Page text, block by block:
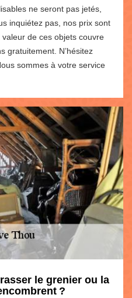
ne seront pas jetés,
inquiétez pas, nos prix sont
de ces objets couvre
gratuitement. N’hésitez
sommes à votre service
le grenier ou la
?